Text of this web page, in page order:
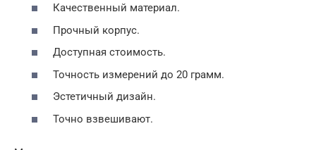
Качественный материал.
Прочный корпус.
Доступная стоимость.
Точность измерений до 20 грамм.
Эстетичный дизайн.
Точно взвешивают.